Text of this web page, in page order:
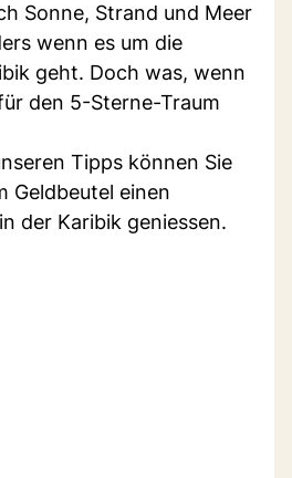
Sonne, Strand und Meer
wenn es um die
geht. Doch was, wenn
den 5-Sterne-Traum
Tipps können Sie
Geldbeutel einen
der Karibik geniessen.